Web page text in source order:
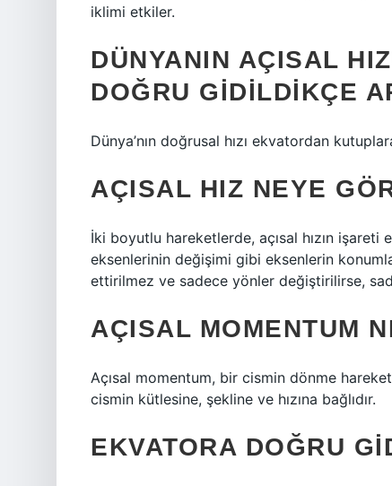
iklimi etkiler.
DÜNYANIN AÇISAL
DOĞRU GIDILDIKÇE
Dünya’nın doğrusal hızı ekvatordan
AÇISAL HIZ NEYE
İki boyutlu hareketlerde, açısal hızın
eksenlerinin değişimi gibi eksenlerin
ettirilmez ve sadece yönler değiştirilirse,
AÇISAL MOMENTUM
Açısal momentum, bir cismin dönme
cismin kütlesine, şekline ve hızına bağlıdır.
EKVATORA DOĞRU